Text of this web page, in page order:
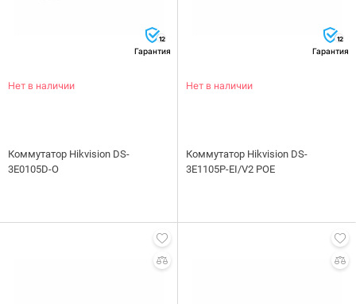
12
Гарантия
Нет в наличии
Коммутатор Hikvision DS-
3E0105D-O
12
Гарантия
Нет в наличии
Коммутатор Hikvision DS-
3E1105P-EI/V2 POE